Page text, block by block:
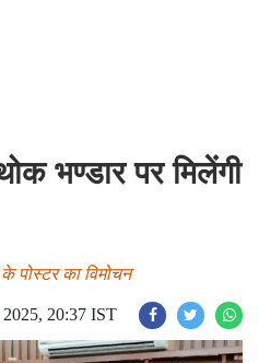
भण्डार पर मिलेंगी
पोस्टर का विमोचन
20:37 IST